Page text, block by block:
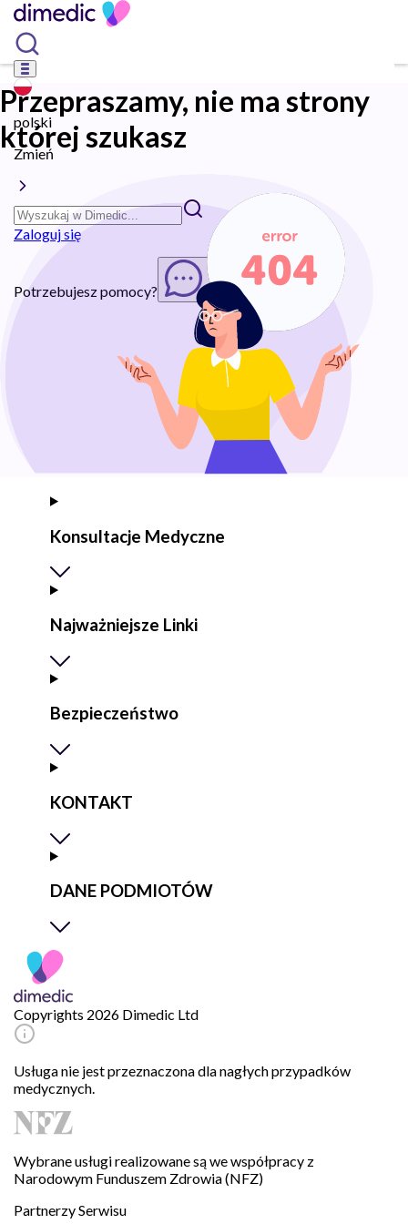
polski
Zmień
Zaloguj się
Potrzebujesz pomocy? Rozpocznij chat
Przepraszamy, nie ma strony
której szukasz
Konsultacje Medyczne
Najważniejsze Linki
Bezpieczeństwo
KONTAKT
DANE PODMIOTÓW
Copyrights 2026 Dimedic Ltd
Usługa nie jest przeznaczona dla nagłych przypadków
medycznych.
Wybrane usługi realizowane są we współpracy z
Narodowym Funduszem Zdrowia (NFZ)
Partnerzy Serwisu